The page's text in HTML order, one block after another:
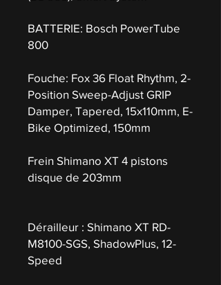
BATTERIE: Bosch PowerTube
800
Fouche: Fox 36 Float Rhythm, 2-
Position Sweep-Adjust GRIP
Damper, Tapered, 15x110mm, E-
Bike Optimized, 150mm
Frein Shimano XT 4 pistons
disque de 203mm
Dérailleur : Shimano XT RD-
M8100-SGS, ShadowPlus, 12-
Speed